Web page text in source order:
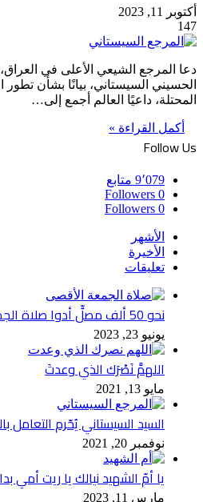
أكتوبر 11, 2023
147
دعا المرجع الشيعي الأعلى في
الحسيني السيستاني، بيانًا بشأن
المحتلة، داعيًا العالم أجمع إلى…
أكمل القراءة »
Follow Us
9٬079 متابع
0
Followers
0
Followers
الأشهر
الأخيرة
تعليقات
نحو 50 ألف مصلٍّ أدوا صلاة الجمعة في الأقصى
يونيو 23, 2023
اللهمَّ نَصْرَك الذي وعدتَ
مايو 13, 2021
السيد السيستاني يُحّرم التعامل
نوفمبر 20, 2021
يا أمّ الشهيد نيالك يا ريت أمي
مارس 11, 2023